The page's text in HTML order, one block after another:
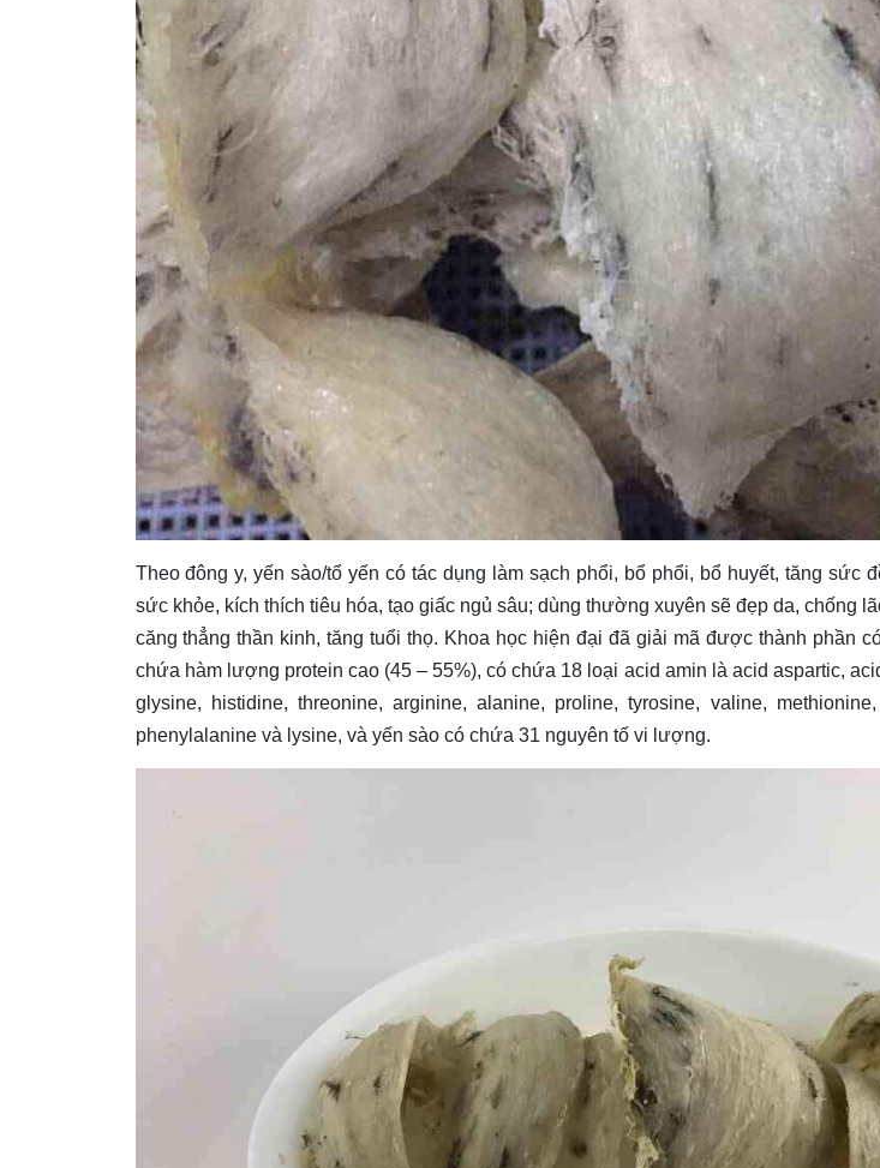
Theo đông y, yến sào/tổ yến có tác dụng làm sạch phổi, bổ phổi, bổ huyết, tăng sức
sức khỏe, kích thích tiêu hóa, tạo giấc ngủ sâu; dùng thường xuyên sẽ đẹp da, chống
căng thẳng thần kinh, tăng tuổi thọ. Khoa học hiện đại đã giải mã được thành phần
chứa hàm lượng protein cao (45 – 55%), có chứa 18 loại acid amin là acid aspartic,
glysine, histidine, threonine, arginine, alanine, proline, tyrosine, valine,
phenylalanine và lysine, và yến sào có chứa 31 nguyên tố vi lượng.